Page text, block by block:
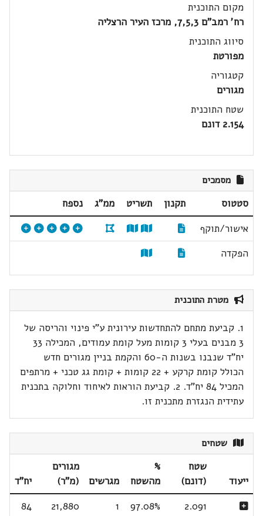
מקום התוכנית
רח' רמב"ם 7,5,3, מרכז העיר הרצליה
סיווג התוכנית
מפורטת
קטגוריה
מגורים
שטח התוכנית
2.154 דונם
מסמכים
סטטוס תקנון תשריט ממ"ג
נספח
אישור/תוקף
הפקדה
מטרת התוכנית
1. קביעת מתחם להתחדשות עירונית ע"י פינוי והריסה של
3 מבנים בעלי 3 קומות מעל קומת עמודים, המכילה 33
יח"ד שנבנו בשנות ה-60 והקמת בניין מגורים חדש
הכולל קומת קרקע + 22 קומות + קומת גג טכני + מרתפים
המכיל 84 יח"ד. 2. קביעת הוראות לאיחוד וחלוקה בתכנית
עתידית הנגזרת מתכנית זו.
שטחים
ייעוד
שטח
(דונם)
%
מהשטח
מגרשים
מגורים
(מ"ר)
יח"ד
2.091
97.08%
1
21,880
84